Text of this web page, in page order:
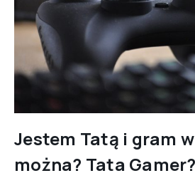
Jestem Tatą i gram
można? Tata Gamer?